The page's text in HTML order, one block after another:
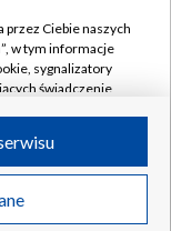
przez Ciebie naszych
w tym informacje
sygnalizatory
świadczenie
Ciebie
IP, identyfikatory